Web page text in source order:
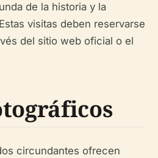
de la historia y la
visitas deben reservarse
del sitio web oficial o el
circundantes ofrecen